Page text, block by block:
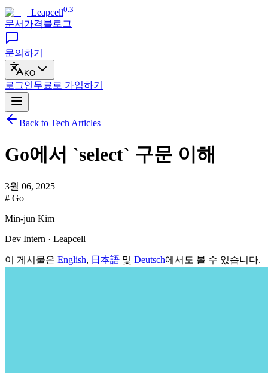
Leapcell0.3
문서 가격블로그
문의하기
KO
로그인무료로 가입하기
Back to Tech Articles
Go에서 `select` 구문 이해
3월 06, 2025
# Go
Min-jun Kim
Dev Intern · Leapcell
이 게시물은 English, 日本語 및 Deutsch에서도 볼 수 있습니다.